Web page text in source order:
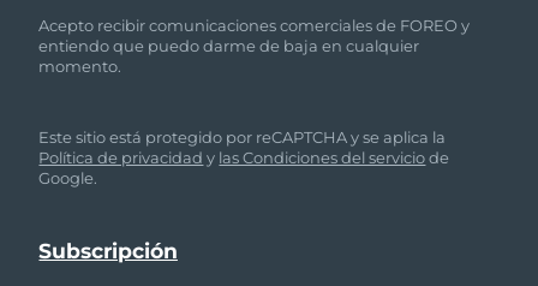
Acepto recibir comunicaciones comerciales de FOREO y
entiendo que puedo darme de baja en cualquier
momento.
Este sitio está protegido por reCAPTCHA y se aplica la
Política de privacidad y las Condiciones del serviciode
Google.